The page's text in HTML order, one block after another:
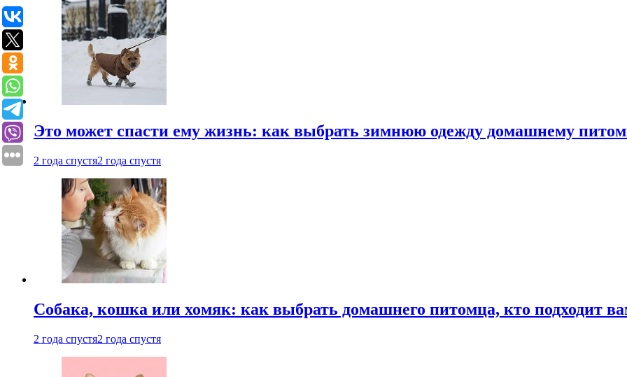
Это может спасти ему жизнь: как выбрать зимнюю одежду домашнему
2 года спустя2 года спустя
Собака, кошка или хомяк: как выбрать домашнего питомца, кто подходит
2 года спустя2 года спустя